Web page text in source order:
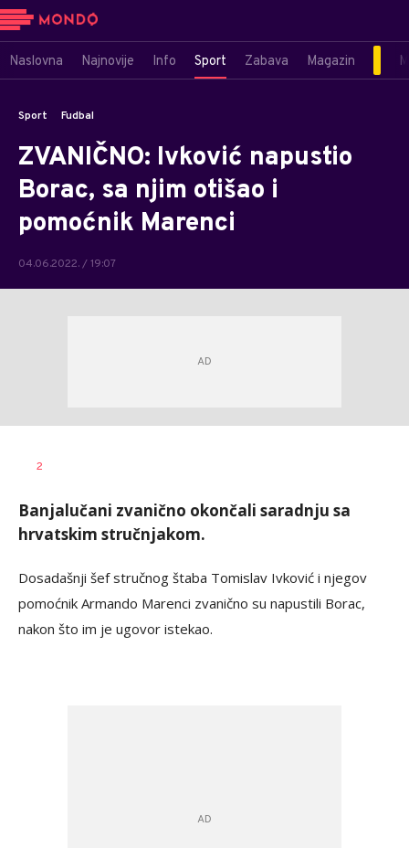
Naslovna Najnovije Info Sport Zabava Magazin
Sport Fudbal
ZVANIČNO: Ivković napustio
Borac, sa njim otišao i
pomoćnik Marenci
04.06.2022. / 19:07
AUTOR
2
Banjalučani zvanično okončali saradnju sa
hrvatskim stručnjakom.
Dosadašnji šef stručnog štaba Tomislav Ivković i njegov
pomoćnik Armando Marenci zvanično su napustili Borac,
nakon što im je ugovor istekao.